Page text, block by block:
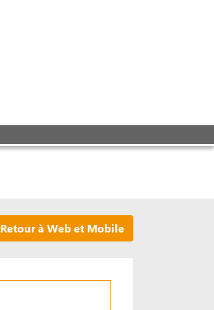
Retour à Web et Mobile